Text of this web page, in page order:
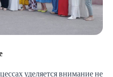
уделяется внимание не